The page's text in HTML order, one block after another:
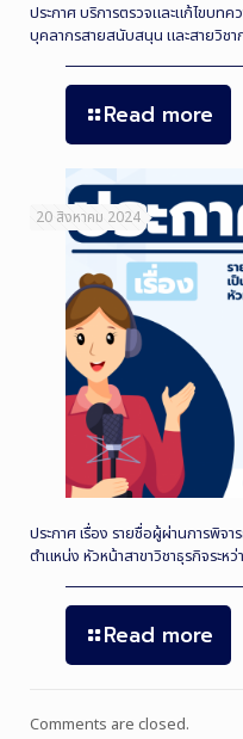
ประกาศ บริการตรวจและแก้ไขบท
บุคลากรสายสนับสนุน และสายวิชา
Read more
20 สิงหาคม 2024
ประกาศ เรื่อง รายชื่อผู้ผ่านการพิ
ตำแหน่ง หัวหน้าสาขาวิชาธุรกิจระห
Read more
Comments are closed.